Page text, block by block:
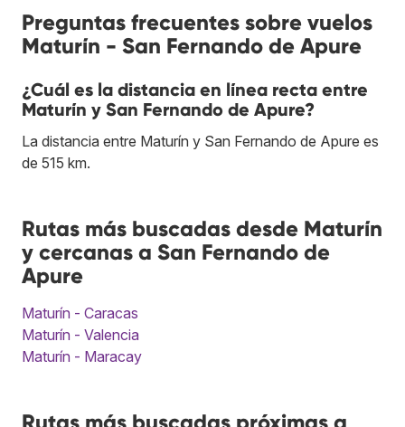
Preguntas frecuentes sobre vuelos
Maturín - San Fernando de Apure
¿Cuál es la distancia en línea recta entre
Maturín y San Fernando de Apure?
La distancia entre Maturín y San Fernando de Apure es
de 515 km.
Rutas más buscadas desde Maturín
y cercanas a San Fernando de
Apure
Maturín - Caracas
Maturín - Valencia
Maturín - Maracay